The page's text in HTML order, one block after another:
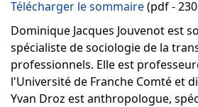
Télécharger le sommaire(pdf -
Dominique Jacques Jouvenot est
spécialiste de sociologie de la
professionnels. Elle est
l'Université de Franche Comté et
Yvan Droz est anthropologue,